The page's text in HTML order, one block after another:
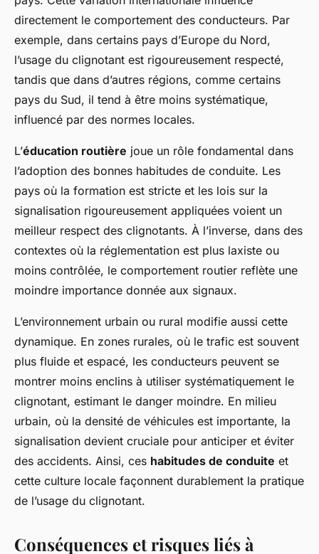
directement le comportement des conducteurs. Par
exemple, dans certains pays d’Europe du Nord,
l’usage du clignotant est rigoureusement respecté,
tandis que dans d’autres régions, comme certains
pays du Sud, il tend à être moins systématique,
influencé par des normes locales.
L’éducation routière joue un rôle fondamental dans
l’adoption des bonnes habitudes de conduite. Les
pays où la formation est stricte et les lois sur la
signalisation rigoureusement appliquées voient un
meilleur respect des clignotants. À l’inverse, dans des
contextes où la réglementation est plus laxiste ou
moins contrôlée, le comportement routier reflète une
moindre importance donnée aux signaux.
L’environnement urbain ou rural modifie aussi cette
dynamique. En zones rurales, où le trafic est souvent
plus fluide et espacé, les conducteurs peuvent se
montrer moins enclins à utiliser systématiquement le
clignotant, estimant le danger moindre. En milieu
urbain, où la densité de véhicules est importante, la
signalisation devient cruciale pour anticiper et éviter
des accidents. Ainsi, ces habitudes de conduite et
cette culture locale façonnent durablement la pratique
de l’usage du clignotant.
Conséquences et risques liés à